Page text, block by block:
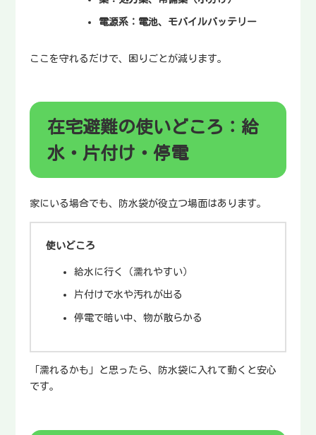
電源系 ：電池、モバイルバッテリー
ここを守れるだけで、困りごとが減ります。
在宅避難の使いどころ：給
水・片付け・停電
家にいる場合でも、防水袋が役立つ場面はあります。
使いどころ
給水に行く（濡れやすい）
片付けで水や汚れが出る
停電で暗い中、物が散らかる
「濡れるかも」と思ったら、防水袋に入れて動くと安心
です。